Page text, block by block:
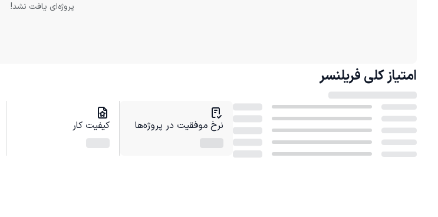
پروژه‌ای یافت نشد!
امتیاز کلی فریلنسر
نرخ موفقیت در پروژه‌ها کیفیت کار